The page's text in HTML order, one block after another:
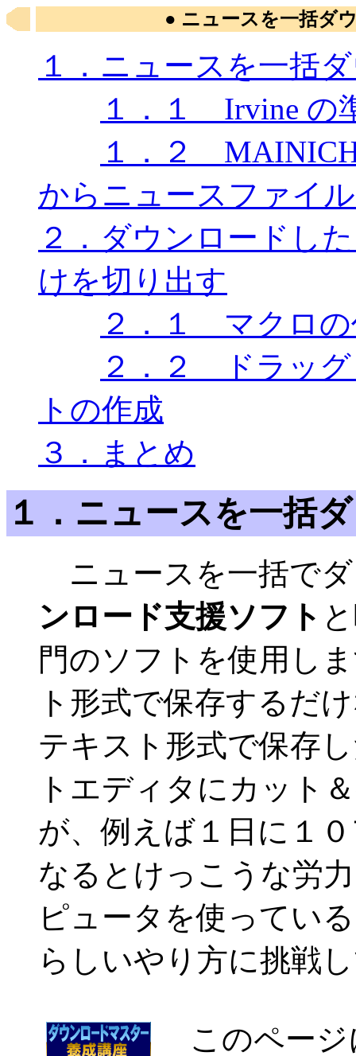
● ニュースを一括ダ
１．ニュースを一括
１．１ Irvine の
１．２
からニュースファイ
２．ダウンロードし
けを切り出す
２．１ マクロの
２．２ ドラッグ
トの作成
３．まとめ
１．ニュースを一括
ニュースを一括で
ンロード支援ソフト
門のソフトを使用し
ト形式で保存するだ
テキスト形式で保存
トエディタにカット
が、例えば１日に１
なるとけっこうな労
ピュータを使ってい
らしいやり方に挑戦
このページ